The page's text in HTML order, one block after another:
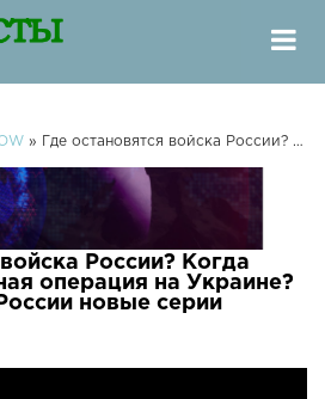
» Где остановятся войска России? Когда закончится военная операция на Украине? Санкции против России
России? Когда
операция на Украине?
новые серии